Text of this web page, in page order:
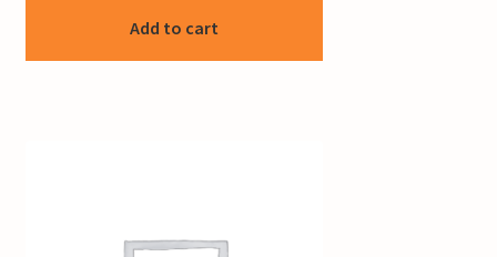
Add to cart